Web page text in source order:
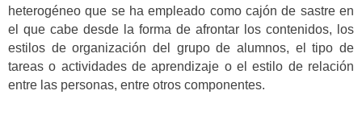
heterogéneo que se ha empleado como cajón de sastre en
el que cabe desde la forma de afrontar los contenidos, los
estilos de organización del grupo de alumnos, el tipo de
tareas o actividades de aprendizaje o el estilo de relación
entre las personas, entre otros componentes.